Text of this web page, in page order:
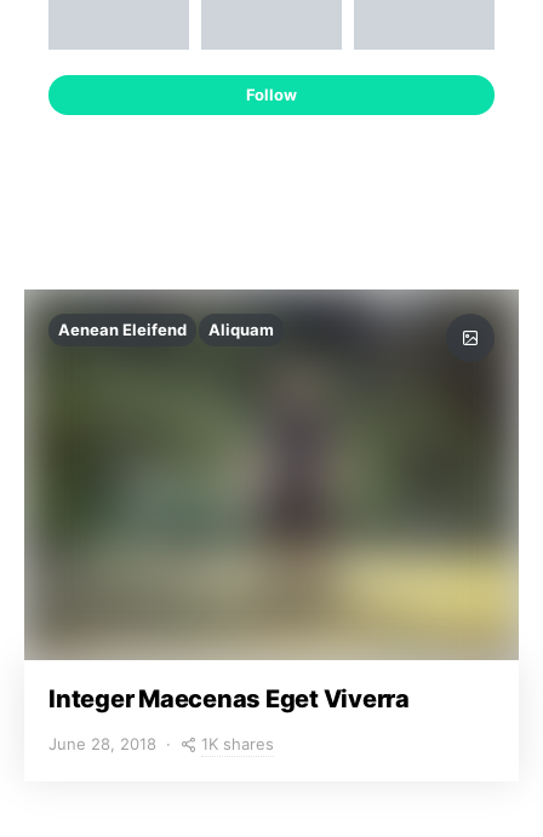
Follow
Aenean Eleifend Aliquam
Integer Maecenas Eget Viverra
June 28, 2018 1K shares